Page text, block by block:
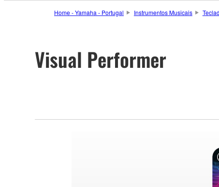
Home - Yamaha - Portugal Instrumentos Musicais
Visual Performer